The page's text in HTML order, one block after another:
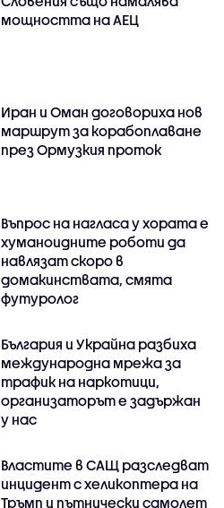
мощността на АЕЦ
Иран и Оман договориха нов
маршрут за корабоплаване
през Ормузкия проток
Въпрос на нагласа у хората е
хуманоидните роботи да
навлязат скоро в
домакинствата, смята
футуролог
България и Украйна разбиха
международна мрежа за
трафик на наркотици,
организаторът е задържан
у нас
Властите в САЩ разследват
инцидент с хеликоптера на
Тръмп и пътнически самолет